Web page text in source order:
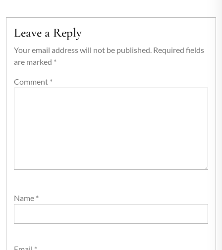
Leave a Reply
Your email address will not be published. Required fields
are marked *
Comment *
Name *